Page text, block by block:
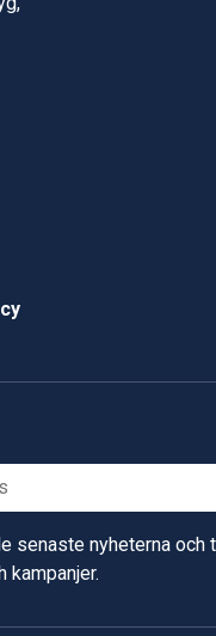
senaste nyheterna och
kampanjer.